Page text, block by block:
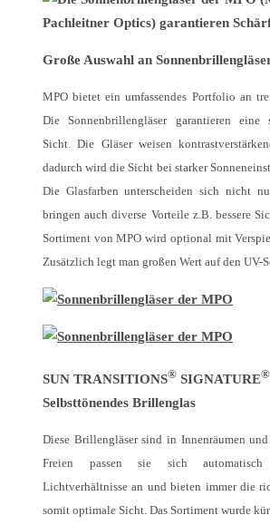
Große Auswahl an
MPO bietet ein umfassendes Portfolio an
Die Sonnenbrillengläser garantieren eine
Sicht. Die Gläser weisen
dadurch wird die Sicht bei starker
Die Glasfarben unterscheiden sich nicht
bringen auch diverse Vorteile z.B. bessere
Sortiment von MPO wird optional mit
Zusätzlich legt man großen Wert auf den UV-
SUN TRANSITIONS® SIGNATURE®
Selbsttönendes Brillenglas
Diese Brillengläser sind in Innenräumen
Freien passen sie sich automatisch
Lichtverhältnisse an und bieten immer die
somit optimale Sicht. Das Sortiment wurde